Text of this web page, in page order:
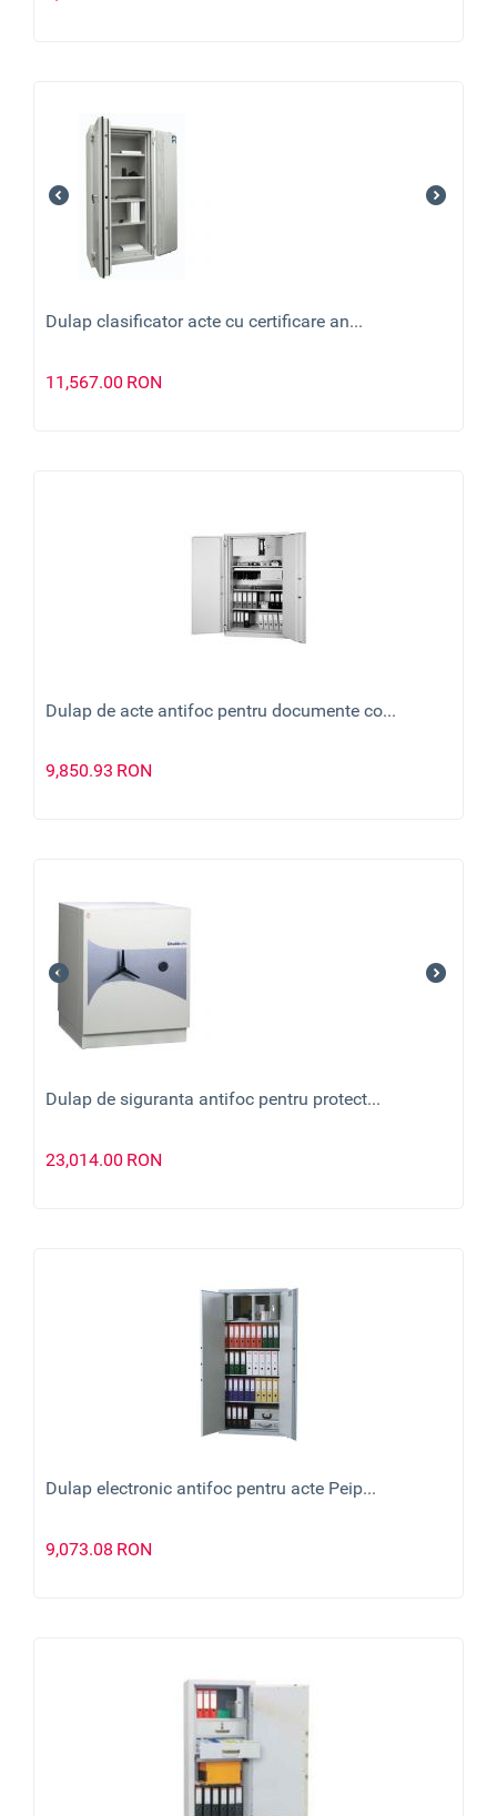
Dulap clasificator acte cu certificare an...
11,567.00 RON
Dulap de acte antifoc pentru documente co...
9,850.93 RON
Dulap de siguranta antifoc pentru protect...
23,014.00 RON
Dulap electronic antifoc pentru acte Peip...
9,073.08 RON